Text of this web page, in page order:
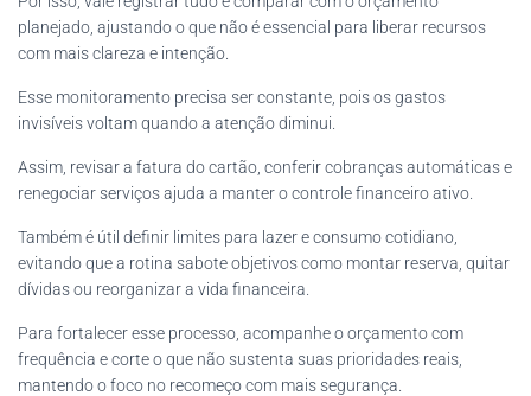
planejado, ajustando o que não é essencial para liberar recursos
com mais clareza e intenção.
Esse monitoramento precisa ser constante, pois os gastos
invisíveis voltam quando a atenção diminui.
Assim, revisar a fatura do cartão, conferir cobranças automáticas e
renegociar serviços ajuda a manter o controle financeiro ativo.
Também é útil definir limites para lazer e consumo cotidiano,
evitando que a rotina sabote objetivos como montar reserva, quitar
dívidas ou reorganizar a vida financeira.
Para fortalecer esse processo, acompanhe o orçamento com
frequência e corte o que não sustenta suas prioridades reais,
mantendo o foco no recomeço com mais segurança.